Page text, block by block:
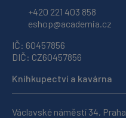
+420 221 403 858
eshop@academia.cz
IČ: 60457856
DIČ: CZ60457856
Knihkupectví a kavárna
Václavské náměstí 34, Praha